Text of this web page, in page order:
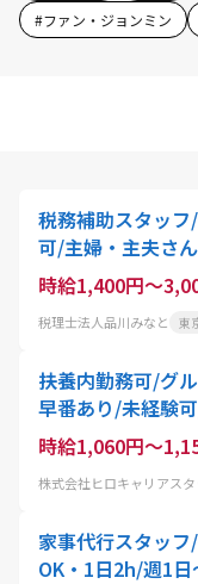
#ファン・ジョンミン
税務補助スタッ
可/主婦・主夫さ
時給1,400円～
税理士法人品川みなと 東
扶養内勤務可/グ
早番あり/未経験
時給1,060円～
株式会社ヒロキャリアスタ
家事代行スタッ
OK・1日2h/週1日